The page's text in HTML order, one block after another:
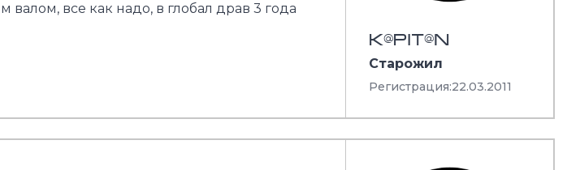
K@PIT@N
Старожил
Регистрация:22.03.2011
все как надо, в глобал драв 3 года